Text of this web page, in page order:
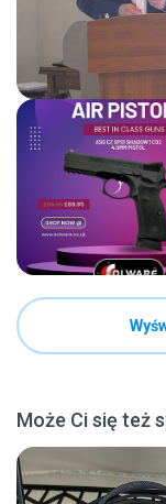
Może Ci się też